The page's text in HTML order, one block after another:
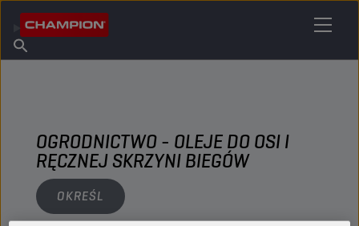
O firmie Champion
Znajdź punkt sprzedaży
OGRODNICTWO - OLEJE DO OSI I
RĘCZNEJ SKRZYNI BIEGÓW
OKREŚL